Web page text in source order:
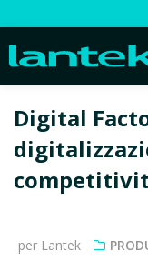
Digital
per Lantek